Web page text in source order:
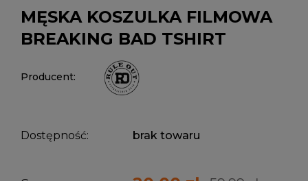
MĘSKA KOSZULKA FILMOWA
BREAKING BAD TSHIRT
Producent:
Dostępność: brak towaru